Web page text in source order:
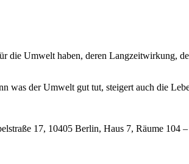
Umwelt haben, deren Langzeitwirkung,
was der Umwelt gut tut, steigert auch die
17, 10405 Berlin, Haus 7, Räume 104